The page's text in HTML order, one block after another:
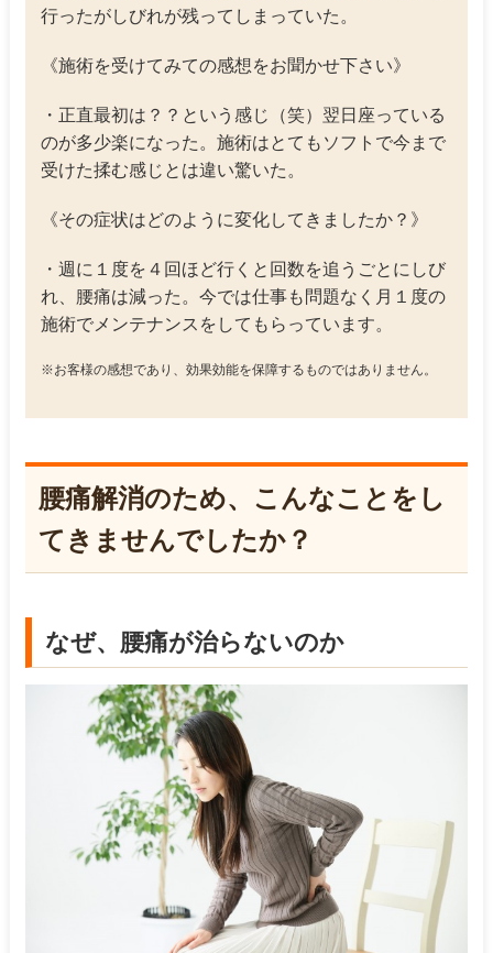
行ったがしびれが残ってしまっていた。
《施術を受けてみての感想をお聞かせ下さい》
・正直最初は？？という感じ（笑）翌日座っている
のが多少楽になった。施術はとてもソフトで今まで
受けた揉む感じとは違い驚いた。
《その症状はどのように変化してきましたか？》
・週に１度を４回ほど行くと回数を追うごとにしび
れ、腰痛は減った。今では仕事も問題なく月１度の
施術でメンテナンスをしてもらっています。
※お客様の感想であり、効果効能を保障するものではありません。
腰痛解消のため、こんなことをし
てきませんでしたか？
なぜ、腰痛が治らないのか